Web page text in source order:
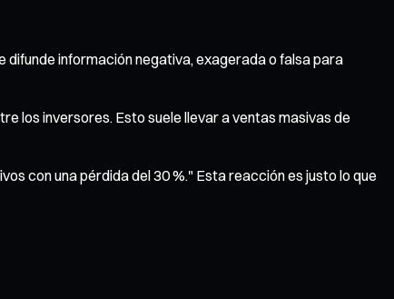
difunde información negativa, exagerada o falsa para
los inversores. Esto suele llevar a ventas masivas de
con una pérdida del 30 %." Esta reacción es justo lo que